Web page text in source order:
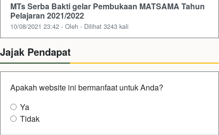
MTs Serba Bakti gelar Pembukaan MATSAMA Tahun
Pelajaran 2021/2022
10/08/2021 23:42 - Oleh - Dilihat 3243 kali
Jajak Pendapat
Apakah website ini bermanfaat untuk Anda?
Ya
Tidak